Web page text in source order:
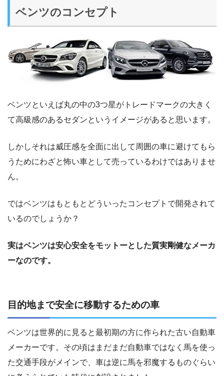
ベンツのコンセプト
ベンツといえば丸の中の3つ星がトレードマークの大きく
て高級感のあるセダンというイメージがあると思います。
しかしそれは威圧感を全面に出して周囲の車に避けてもら
うためにわざと怖い車として売っているわけではありませ
ん。
ではベンツはもともとどういったコンセプトで開発されて
いるのでしょうか？
実はベンツは安心安全をモットーとした質実剛健なメーカ
ーなのです。
目的地まで安全に移動するための車
ベンツは世界的に見ると最初期の方に作られた古い自動車
メーカーです。その頃はまだまだ自動車ではなく馬を使っ
た交通手段がメインで、車は逆に馬を邪魔するものぐらい